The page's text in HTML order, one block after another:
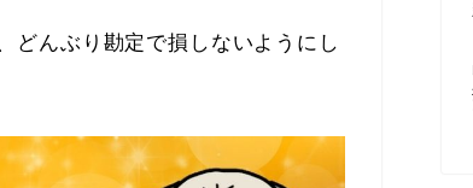
どんぶり勘定で損しないようにし